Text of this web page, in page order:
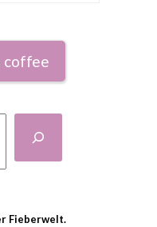
coffee
Fieberwelt.